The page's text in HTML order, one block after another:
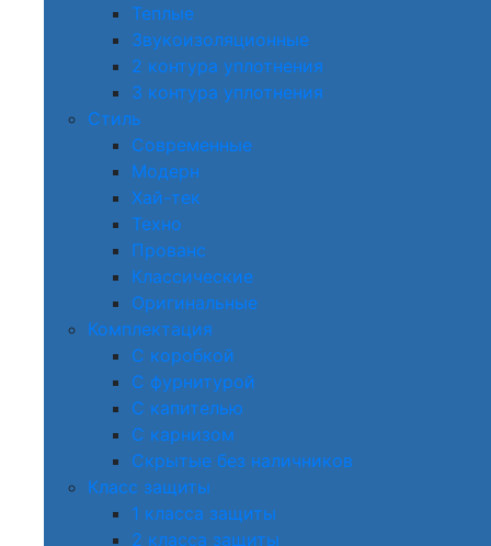
Теплые
Звукоизоляционные
2 контура уплотнения
3 контура уплотнения
Стиль
Современные
Модерн
Хай-тек
Техно
Прованс
Классические
Оригинальные
Комплектация
С коробкой
С фурнитурой
С капителью
С карнизом
Скрытые без наличников
Класс защиты
1 класса защиты
2 класса защиты